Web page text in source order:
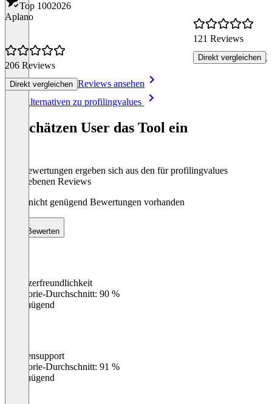
Top 1002026
Aplano
206 Reviews
Direkt vergleichen Reviews ansehen
121 Reviews
Direkt vergleichen
Alle Alternativen zu profilingvalues
So schätzen User das Tool ein
Die Bewertungen ergeben sich aus den für profilingvalues
abgegebenen Reviews
Noch nicht genügend Bewertungen vorhanden
Bewerten
Benutzerfreundlichkeit
Kategorie-Durchschnitt: 90 %
Ungenügend
Kundensupport
Kategorie-Durchschnitt: 91 %
Ungenügend